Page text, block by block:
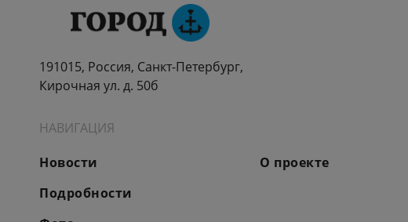
191015, Россия, Санкт-Петербург,
Кирочная ул. д. 50б
НАВИГАЦИЯ
Новости
Подробности
О проекте